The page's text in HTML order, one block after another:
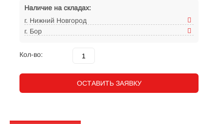
Наличие на складах:
г. Нижний Новгород
г. Бор
Кол-во:
ОСТАВИТЬ ЗАЯВКУ